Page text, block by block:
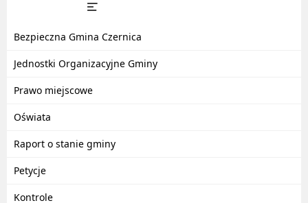
Bezpieczna Gmina Czernica
Jednostki Organizacyjne Gminy
Prawo miejscowe
Oświata
Raport o stanie gminy
Petycje
Kontrole